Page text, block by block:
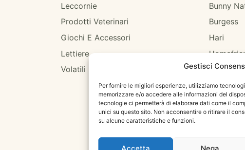
Gestisci
Per fornire le migliori esperienze, utilizziamo
memorizzare e/o accedere alle informazioni del
tecnologie ci permetterà di elaborare dati come il
unici su questo sito. Non acconsentire o ritirare il
su alcune caratteristiche e funzioni.
Accetta Nega
Leccornie
Prodotti Veterinari
Giochi E Accessori
Lettiere
Volatili
Bunny
Burgess
Hari
Hugro
Jrfarm
Oxbow
Psittacus